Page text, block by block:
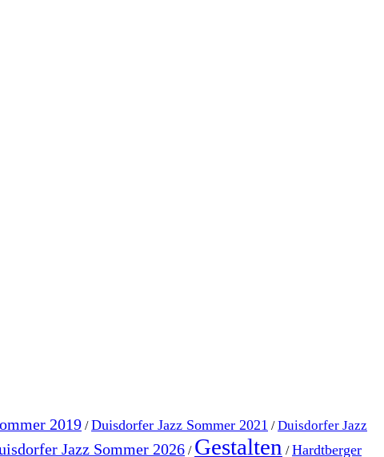
2019 /Duisdorfer Jazz Sommer 2021 /Duisdorfer Jazz
Jazz Sommer 2026 / Gestalten /Hardtberger